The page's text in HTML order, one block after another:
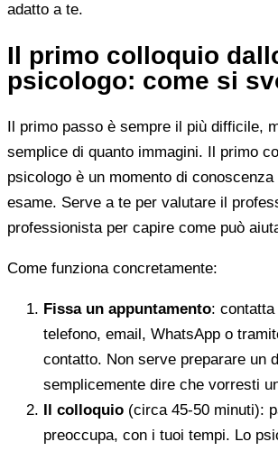
adatto a te.
Il primo colloquio
psicologo: come si
Il primo passo è sempre il più difficile,
semplice di quanto immagini. Il primo
psicologo è un momento di
esame. Serve a te per valutare il
professionista per capire come può
Come funziona concretamente:
Fissa un appuntamento:
telefono, email, WhatsApp o
contatto. Non serve preparare un
semplicemente dire che vorresti
Il colloquio (circa 45-50 minuti):
preoccupa, con i tuoi tempi. Lo